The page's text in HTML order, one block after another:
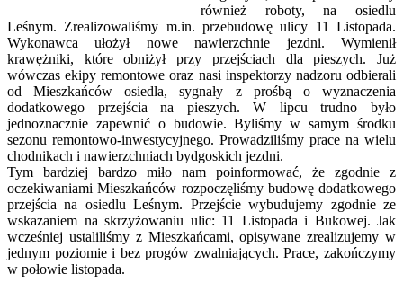
również roboty, na osiedlu
Leśnym. Zrealizowaliśmy m.in. przebudowę ulicy 11 Listopada.
Wykonawca ułożył nowe nawierzchnie jezdni. Wymienił
krawężniki, które obniżył przy przejściach dla pieszych. Już
wówczas ekipy remontowe oraz nasi inspektorzy nadzoru odbierali
od Mieszkańców osiedla, sygnały z prośbą o wyznaczenia
dodatkowego przejścia na pieszych. W lipcu trudno było
jednoznacznie zapewnić o budowie. Byliśmy w samym środku
sezonu remontowo-inwestycyjnego. Prowadziliśmy prace na wielu
chodnikach i nawierzchniach bydgoskich jezdni.
Tym bardziej bardzo miło nam poinformować, że zgodnie z
oczekiwaniami Mieszkańców rozpoczęliśmy budowę dodatkowego
przejścia na osiedlu Leśnym. Przejście wybudujemy zgodnie ze
wskazaniem na skrzyżowaniu ulic: 11 Listopada i Bukowej. Jak
wcześniej ustaliliśmy z Mieszkańcami, opisywane zrealizujemy w
jednym poziomie i bez progów zwalniających. Prace, zakończymy
w połowie listopada.